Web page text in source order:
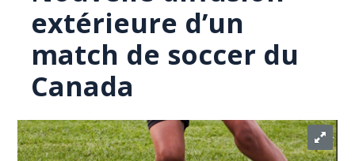
extérieure d’un
match de soccer du
Canada